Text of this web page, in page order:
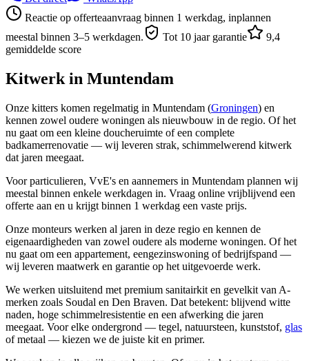
Reactie op offerteaanvraag binnen 1 werkdag, inplannen
meestal binnen 3–5 werkdagen.
Tot 10 jaar garantie
9,4
gemiddelde score
Kitwerk in Muntendam
Onze kitters komen regelmatig in Muntendam (Groningen) en
kennen zowel oudere woningen als nieuwbouw in de regio. Of het
nu gaat om een kleine doucheruimte of een complete
badkamerrenovatie — wij leveren strak, schimmelwerend kitwerk
dat jaren meegaat.
Voor particulieren, VvE's en aannemers in Muntendam plannen wij
meestal binnen enkele werkdagen in. Vraag online vrijblijvend een
offerte aan en u krijgt binnen 1 werkdag een vaste prijs.
Onze monteurs werken al jaren in deze regio en kennen de
eigenaardigheden van zowel oudere als moderne woningen. Of het
nu gaat om een appartement, eengezinswoning of bedrijfspand —
wij leveren maatwerk en garantie op het uitgevoerde werk.
We werken uitsluitend met premium sanitairkit en gevelkit van A-
merken zoals Soudal en Den Braven. Dat betekent: blijvend witte
naden, hoge schimmelresistentie en een afwerking die jaren
meegaat. Voor elke ondergrond — tegel, natuursteen, kunststof, glas
of metaal — kiezen we de juiste kit en primer.